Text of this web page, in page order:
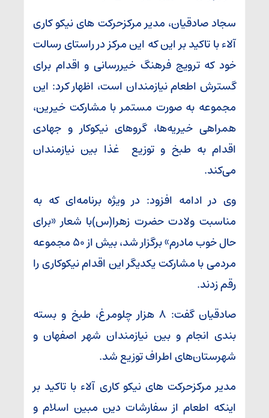
سجاد صادقیان، مدیر مرکزحرکت های نیکو کاری
آلاء با تاکید بر این که این مرکز در راستای رسالت
خود که ترویج فرهنگ خیررسانی و اقدام برای
گسترش اطعام نیازمندان است، اظهار کرد: این
مجموعه به صورت مستمر با مشارکت خیرین،
همراهی خیریه‌ها، گروهای نیکوکار و جهادی
اقدام به طبخ و توزیع غذا بین نیازمندان
می‌کند.
وی در ادامه افزود: در ویژه برنامه‌ای که به
مناسبت ولادت حضرت زهرا(س)با شعار «برای
حال خوب مادرم» برگزار شد، بیش از ۵۰ مجموعه
مردمی با مشارکت یکدیگر این اقدام نیکوکاری را
رقم زدند.
صادقیان گفت: ۸ هزار چلومرغ، طبخ و بسته
بندی انجام و بین نیازمندان شهر اصفهان و
شهرستان‌های اطراف توزیع شد.
مدیر مرکزحرکت های نیکو کاری آلاء با تاکید بر
اینکه اطعام از سفارشات دین مبین اسلام و